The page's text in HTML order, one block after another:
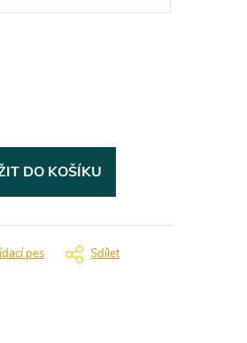
DO KOŠÍKU
pes Sdílet